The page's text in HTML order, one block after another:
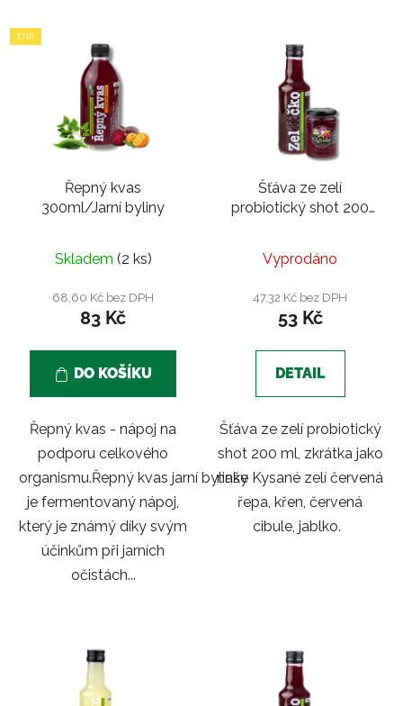
❗TIP
Řepný kvas
300ml/Jarní byliny
Skladem (2 ks)
68,60 Kč bez DPH
83 Kč
DO KOŠÍKU
Řepný kvas - nápoj na
podporu celkového
organismu.Řepný kvas jarní bylinky
je fermentovaný nápoj,
který je známý díky svým
účinkům při jarních
očistách...
Šťáva ze zelí
probiotický shot 200
Vyprodáno
47,32 Kč bez DPH
53 Kč
DETAIL
Šťáva ze zelí probiotický
shot 200 ml, zkrátka jako
naše Kysané zelí červená
řepa, křen, červená
cibule, jablko.